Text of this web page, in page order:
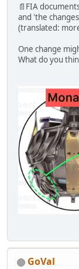
📄FIA
and 'the
(translated:
One change
What do you
GoVal